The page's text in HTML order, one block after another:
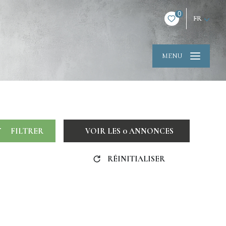
0
FR
MENU
FILTRER VOIR LES 0ANNONCES
RÉINITIALISER